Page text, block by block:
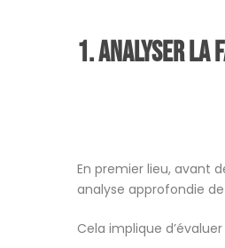
1. Analyser la
En premier lieu, avant
analyse approfondie
Cela implique d’évaluer